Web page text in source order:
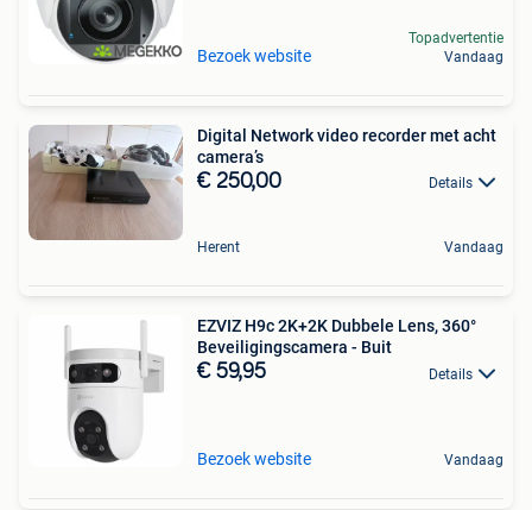
Bezoek website
Topadvertentie
Vandaag
Digital Network video recorder met acht
camera’s
€ 250,00 Details
Herent Vandaag
EZVIZ H9c 2K+2K Dubbele Lens, 360°
Beveiligingscamera - Buit
€ 59,95 Details
Bezoek website Vandaag